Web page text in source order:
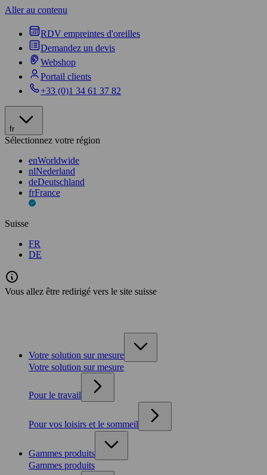
Aller au contenu
RDV empreintes d'oreilles
Demandez un devis
Webshop
Portail clients
+33 (0)1 34 61 37 82
fr
Sélectionnez votre région
enWorldwide
nlNederland
deDeutschland
frFrance
Suisse
FR
DE
Vous allez être redirigé vers le site suisse
Votre solution sur mesure
Votre solution sur mesure
Pour le travail
Pour vos loisirs et le sommeil
Gammes produits
Gammes produits